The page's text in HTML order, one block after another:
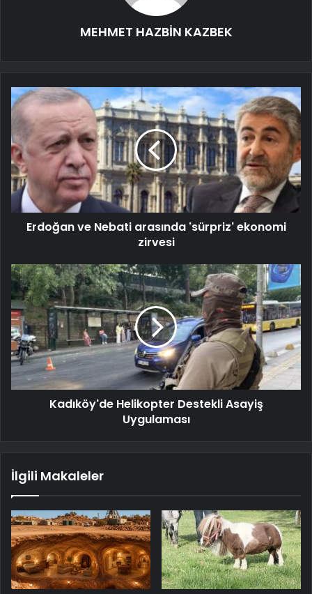
MEHMET HAZBİN KAZBEK
Erdoğan ve Nebati arasında 'sürpriz' ekonomi
zirvesi
Kadıköy'de Helikopter Destekli Asayiş
Uygulaması
İlgili Makaleler